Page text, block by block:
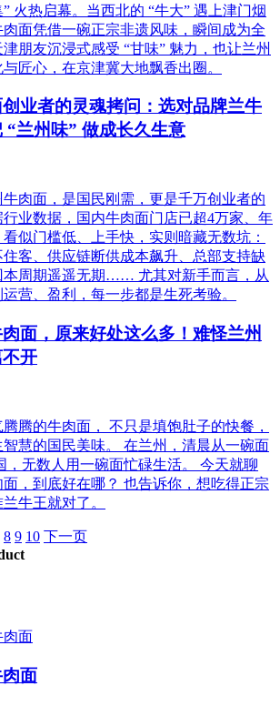
火热启幕。当西北的 “牛大” 遇上津门烟
面凭借一碗正宗非遗风味，瞬间成为全
朋友沉浸式感受 “甘味” 魅力，也让兰州
匠心，在京津冀大地飘香出圈。
业者的灵魂拷问：选对品牌兰牛
“兰州味” 做成长久生意
牛肉面，是国民刚需，更是千万创业者的
业数据，国内牛肉面门店已超4万家、年
似门槛低、上手快，实则暗藏无数坑：
客、供应链断供成本飙升、总部支持缺
本周期遥遥无期…… 尤其对新手而言，从
营、盈利，每一步都是生死考验。
面，原来好处这么多！难怪兰州
开
腾的牛肉面， 不只是填饱肚子的快餐，
慧的国民美味。 在兰州，清晨从一碗面
，无数人用一碗面忙碌生活。 今天就聊
，到底好在哪？ 也告诉你，想吃得正宗
牛王就对了。
8 9 10 下一页
面